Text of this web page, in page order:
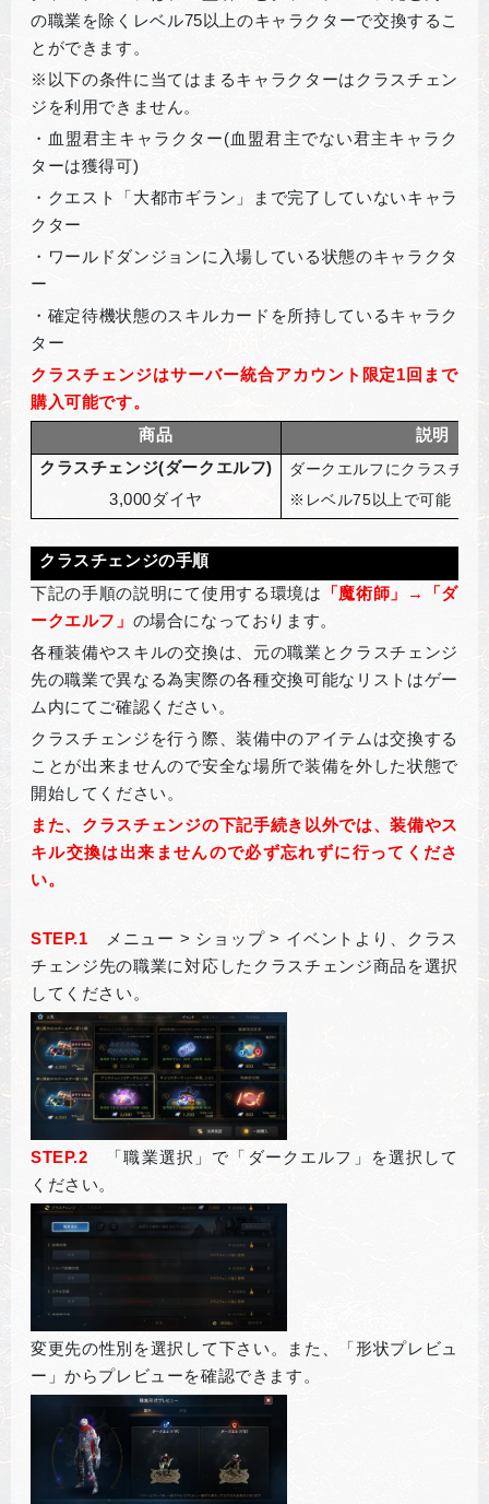
の職業を除くレベル75以上のキャラクターで交換するこ
とができます。
※以下の条件に当てはまるキャラクターはクラスチェン
ジを利用できません。
・血盟君主キャラクター(血盟君主でない君主キャラク
ターは獲得可)
・クエスト「大都市ギラン」まで完了していないキャラ
クター
・ワールドダンジョンに入場している状態のキャラクタ
ー
・確定待機状態のスキルカードを所持しているキャラク
ター
クラスチェンジはサーバー統合アカウント限定1回まで
購入可能です。
商品
説明
クラスチェンジ(ダークエルフ)
3,000ダイヤ
ダークエルフにクラスチェ
※レベル75以上で可能
クラスチェンジの手順
下記の手順の説明にて使用する環境は
「魔術師」→「ダ
ークエルフ」 の場合になっております。
各種装備やスキルの交換は、元の職業とクラスチェンジ
先の職業で異なる為実際の各種交換可能なリストはゲー
ム内にてご確認ください。
クラスチェンジを行う際、装備中のアイテムは交換する
ことが出来ませんので安全な場所で装備を外した状態で
開始してください。
また、クラスチェンジの下記手続き以外では、装備やス
キル交換は出来ませんので必ず忘れずに行ってくださ
い。
STEP.1 メニュー > ショップ > イベントより、クラス
チェンジ先の職業に対応したクラスチェンジ商品を選択
してください。
STEP.2 「職業選択」で「ダークエルフ」を選択して
ください。
変更先の性別を選択して下さい。また、「形状プレビュ
ー」からプレビューを確認できます。